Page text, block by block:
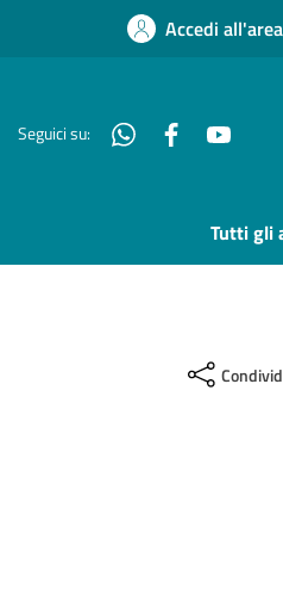
Accedi
Seguici su: WhatsappFacebook
Tutti gli